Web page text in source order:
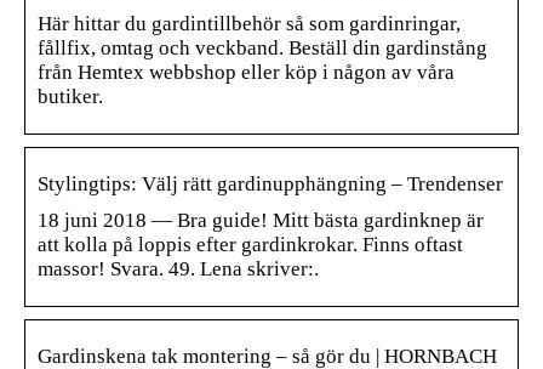
Här hittar du gardintillbehör så som gardinringar,
fållfix, omtag och veckband. Beställ din gardinstång
från Hemtex webbshop eller köp i någon av våra
butiker.
Stylingtips: Välj rätt gardinupphängning – Trendenser
18 juni 2018 — Bra guide! Mitt bästa gardinknep är
att kolla på loppis efter gardinkrokar. Finns oftast
massor! Svara. 49. Lena skriver:.
Gardinskena tak montering – så gör du | HORNBACH